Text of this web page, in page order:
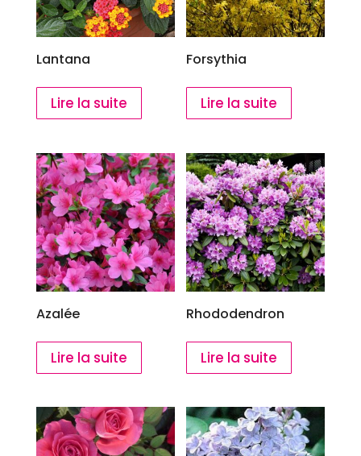
Lantana
Lire la suite
Forsythia
Lire la suite
Azalée
Lire la suite
Rhododendron
Lire la suite